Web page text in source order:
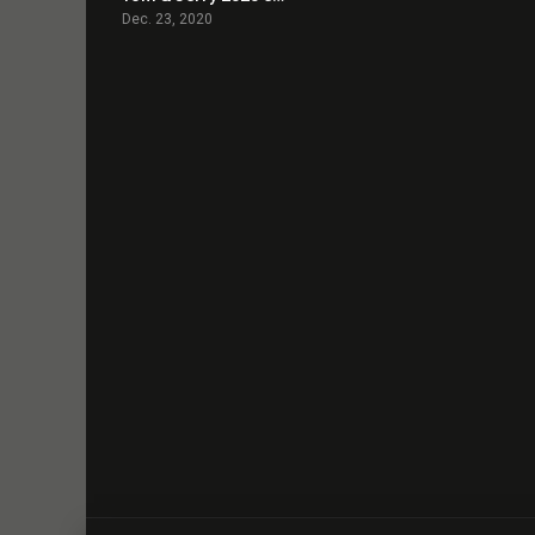
Dec. 23, 2020